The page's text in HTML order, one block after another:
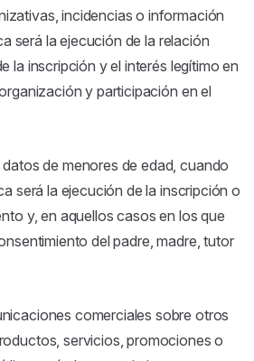
incidencias o información
será la ejecución de la relación
la inscripción y el interés legítimo en
y participación en el
de menores de edad, cuando
será la ejecución de la inscripción o
y, en aquellos casos en los que
del padre, madre, tutor
comerciales sobre otros
servicios, promociones o